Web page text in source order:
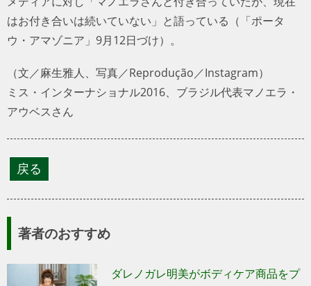
はお付き合いは続いていない」と語っている（「ポータ
ウ・アマゾニア」9月12日づけ）。
（文／麻生雅人、写真／Reprodução／Instagram）
ミス・インターナショナル2016、ブラジル代表マノエラ・
アウベスさん
著者のおすすめ
ダレノガレ明美がボディケア商品をプ